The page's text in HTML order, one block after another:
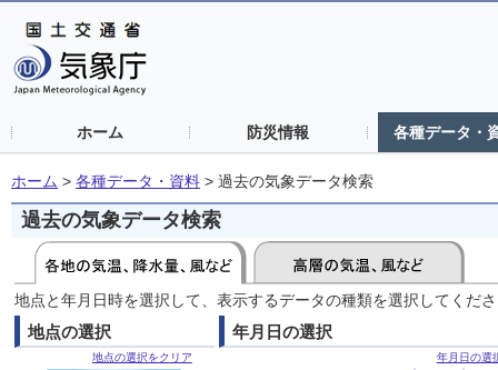
ホーム 防災情報 各種データ・
ホーム > 各種データ・資料 > 過去の気象データ検索
過去の気象データ検索
地点と年月日時を選択して、表示するデータの種類を選択してくだ
地点の選択
地点の選択をクリア
年月日の選択
年月日の選